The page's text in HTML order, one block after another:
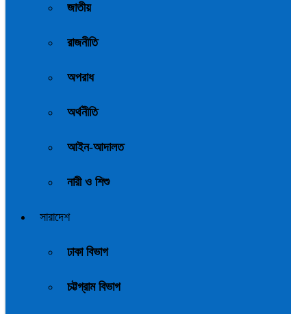
জাতীয়
রাজনীতি
অপরাধ
অর্থনীতি
আইন-আদালত
নারী ও শিশু
সারাদেশ
ঢাকা বিভাগ
চট্টগ্রাম বিভাগ